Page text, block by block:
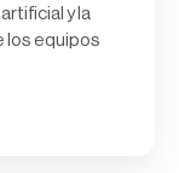
y la
los equipos